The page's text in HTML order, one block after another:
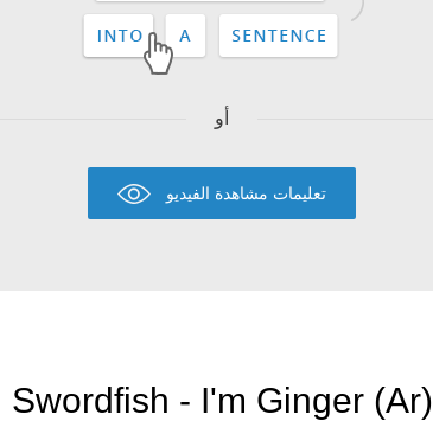
أو
تعليمات مشاهدة الفيديو
Swordfish - I'm Ginger (Ar)